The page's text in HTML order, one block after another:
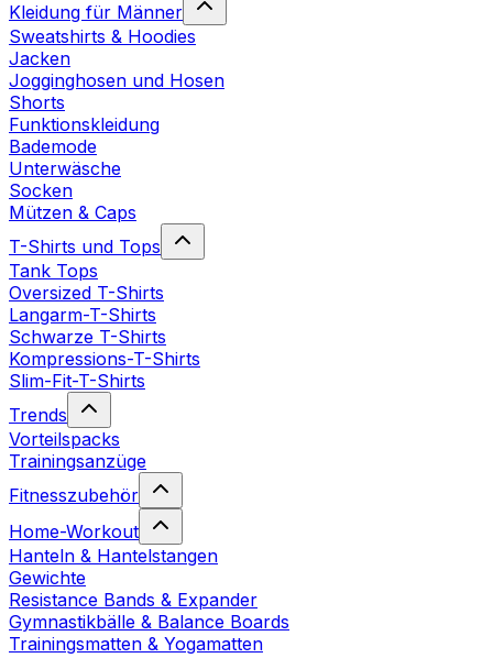
Kleidung für Männer
Sweatshirts & Hoodies
Jacken
Jogginghosen und Hosen
Shorts
Funktionskleidung
Bademode
Unterwäsche
Socken
Mützen & Caps
T-Shirts und Tops
Tank Tops
Oversized T-Shirts
Langarm-T-Shirts
Schwarze T-Shirts
Kompressions-T-Shirts
Slim-Fit-T-Shirts
Trends
Vorteilspacks
Trainingsanzüge
Fitnesszubehör
Home-Workout
Hanteln & Hantelstangen
Gewichte
Resistance Bands & Expander
Gymnastikbälle & Balance Boards
Trainingsmatten & Yogamatten